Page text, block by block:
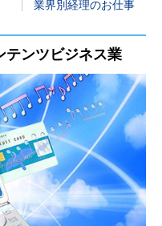
業界別経理のお仕事
テンツビジネス業